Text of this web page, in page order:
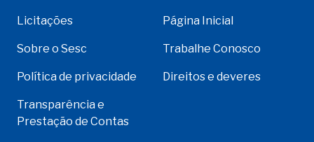
Licitações Página Inicial
Sobre o Sesc Trabalhe Conosco
Política de privacidade Direitos e deveres
Transparência e
Prestação de Contas